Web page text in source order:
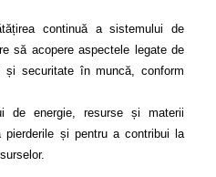
continuă a sistemului de
să acopere aspectele legate de
și securitate în muncă, conform
de energie, resurse și materii
pierderile și pentru a contribui la